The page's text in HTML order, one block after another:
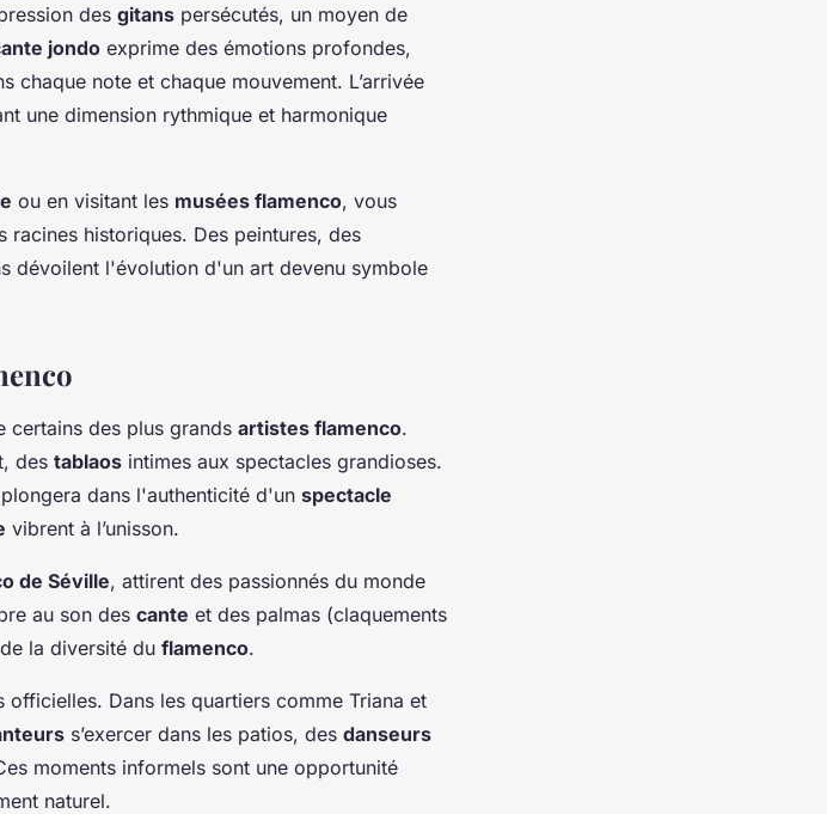
des gitans persécutés, un moyen de
jondo exprime des émotions profondes,
chaque note et chaque mouvement. L’arrivée
une dimension rythmique et harmonique
ou en visitant les musées flamenco, vous
historiques. Des peintures, des
dévoilent l'évolution d'un art devenu symbole
certains des plus grands artistes flamenco.
des tablaos intimes aux spectacles grandioses.
dans l'authenticité d'un spectacle
vibrent à l’unisson.
de Séville, attirent des passionnés du monde
au son des cante et des palmas (claquements
la diversité du flamenco.
officielles. Dans les quartiers comme Triana et
s’exercer dans les patios, des danseurs
moments informels sont une opportunité
naturel.